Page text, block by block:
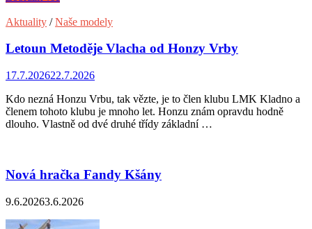
Aktuality /Naše modely
Letoun Metoděje Vlacha od Honzy Vrby
17.7.202622.7.2026
Kdo nezná Honzu Vrbu, tak vězte, je to člen klubu LMK Kladno a
členem tohoto klubu je mnoho let. Honzu znám opravdu hodně
dlouho. Vlastně od dvé druhé třídy základní …
Nová hračka Fandy Kšány
9.6.20263.6.2026